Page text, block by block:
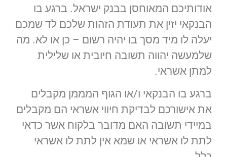
אודותיכם המאוחסן בבנק ישראל. ברגע בו
הבנקאי יזין את תעודת הזהות שלכם לד שמכם
יעלה לו מיד מסך בו יהיה רשום – כן או לא. מה
שלמעשה יהווה תשובה חיובית או שלילית
למתן אשראי.
ברגע בו הבנקאי ו/או הגוף המממן מקבלים
את אישורכם לבדיקת חיווי אשראי הם מקבלים
במיידי תשובה האם מדובר בלקוח אשר כדאי
לתת לו אשראי או שמא אין לתת לו אשראי